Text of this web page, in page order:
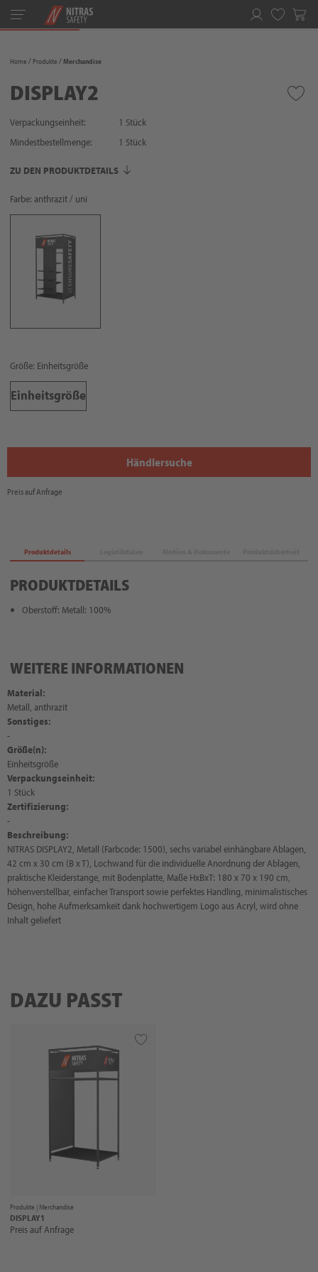
Toggle
navigation
Home Produkte Merchandise
DISPLAY2
Verpackungseinheit:
1 Stück
Mindestbestellmenge:
1 Stück
ZU DEN PRODUKTDETAILS
Farbe: anthrazit / uni
Größe: Einheitsgröße
Einheitsgröße
Händlersuche
Preis auf Anfrage
Produktdetails
PRODUKTDETAILS
Oberstoff: Metall: 100%
WEITERE INFORMATIONEN
Material:
Metall, anthrazit
Sonstiges:
-
Größe(n):
Einheitsgröße
Verpackungseinheit:
1 Stück
Zertifizierung:
-
Beschreibung:
NITRAS DISPLAY2, Metall (Farbcode: 1500), sechs variabel einhängbare Ablagen,
42 cm x 30 cm (B x T), Lochwand für die individuelle Anordnung der Ablagen,
praktische Kleiderstange, mit Bodenplatte, Maße HxBxT: 180 x 70 x 190 cm,
höhenverstellbar, einfacher Transport sowie perfektes Handling, minimalistisches
Design, hohe Aufmerksamkeit dank hochwertigem Logo aus Acryl, wird ohne
Inhalt geliefert
DAZU PASST
Produkte |Merchandise
DISPLAY1
Preis auf Anfrage